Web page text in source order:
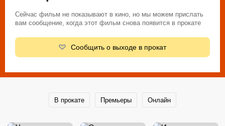
Сейчас фильм не показывают в кино, но мы можем прислать
вам сообщение, когда этот фильм снова появится в прокате
Сообщить о выходе в прокат
В прокате Премьеры Онлайн